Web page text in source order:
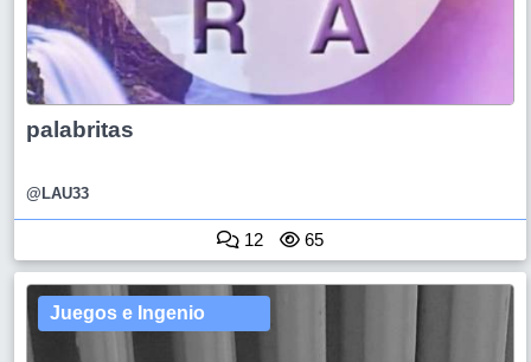
palabritas
@LAU33
12 65
Juegos e Ingenio